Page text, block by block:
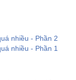
nhiều - Phần 2
nhiều - Phần 1